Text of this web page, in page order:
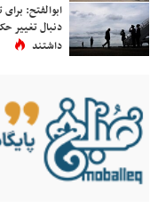
ابوالفتح:
دنبال تغییر
داشتند